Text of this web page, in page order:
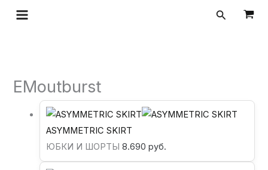
Поиск
EMoutburst
ASYMMETRIC SKIRT
ЮБКИ И ШОРТЫ8.690руб.